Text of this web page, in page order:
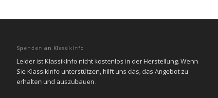
Spenden an KlassikInfo
Leider ist KlassikInfo nicht kostenlos in der Herstellung. Wenn
Sie KlassikInfo unterstützen, hilft uns das, das Angebot zu
erhalten und auszubauen.